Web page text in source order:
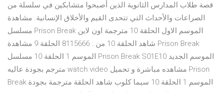
قصة طلاب المدارس الثانوية الذين أصبحوا متشابكين في سلسلة من
الصراعات والأحداث التي تتحدى القيم والأخلاق الإنسانية. مشاهدة
مسلسل Prison Break الموسم الاول الحلقة 10 مترجمة اون لاين
شاهد الحلقة 10 من.. 8115666 الحلقة 9 مشاهدة Prison Break
الموسم 1 الحلقة 10 مسلسل Prison Break S01E10 الموسم الجديد
مترجم بجودة عاليه watch video مشاهده مباشرة و تحميل Prison
Break الموسم 1 الحلقة 10 سيما كلوب شاهد الحلقة مترجمة بجودة